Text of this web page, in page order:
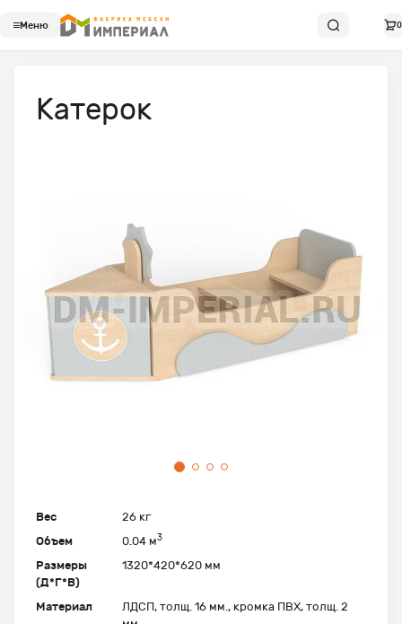
Меню 0
Вес
26 кг
Объем
0.04 м3
Размеры
(Д*Г*В)
1320*420*620 мм
Материал
ЛДСП, толщ. 16 мм., кромка ПВХ, толщ. 2
Катерок